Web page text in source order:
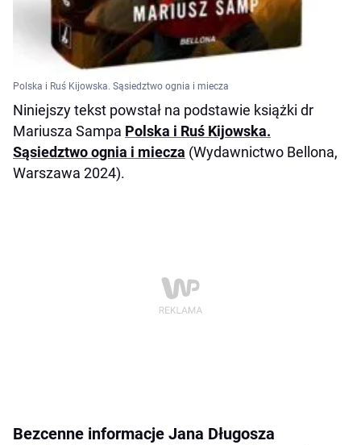
Polska i Ruś Kijowska. Sąsiedztwo ognia i miecza
Niniejszy tekst powstał na podstawie książki dr
Mariusza Sampa Polska i Ruś Kijowska.
Sąsiedztwo ognia i miecza (Wydawnictwo Bellona,
Warszawa 2024).
Bezcenne informacje Jana Długosza